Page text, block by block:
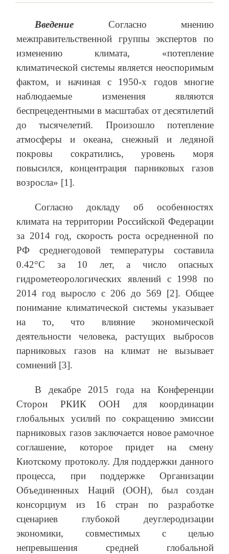
Введение Согласно мнению
межправительственной группы экспертов по
изменению климата, «потепление
климатической системы является неоспоримым
фактом, и начиная с 1950-х годов многие
наблюдаемые изменения являются
беспрецедентными в масштабах от десятилетий
до тысячелетий. Произошло потепление
атмосферы и океана, снежный и ледяной
покровы сократились, уровень моря
повысился, концентрация парниковых газов
возросла» [1].
Согласно докладу об особенностях
климата на территории Российской Федерации
за 2014 год, скорость роста осредненной по
РФ среднегодовой температуры составила
0.42°С за 10 лет, а число опасных
гидрометеорологических явлений с 1998 по
2014 год выросло с 206 до 569 [2]. Общее
понимание климатической системы указывает
на то, что влияние экономической
деятельности человека, растущих выбросов
парниковых газов на климат не вызывает
сомнений [3].
В декабре 2015 года на Конференции
Сторон РКИК ООН для координации
глобальных усилий по сокращению эмиссии
парниковых газов заключается новое рамочное
соглашение, которое придет на смену
Киотскому протоколу. Для поддержки данного
процесса, при поддержке Организации
Объединенных Наций (ООН), был создан
консорциум из 16 стран по разработке
сценариев глубокой деуглеродизации
экономики, совместимых с целью
непревышения средней глобальной